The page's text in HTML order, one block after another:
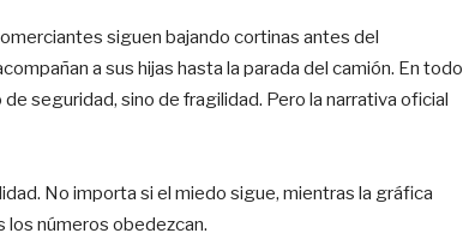
siguen bajando cortinas antes del
a sus hijas hasta la parada del camión. En todo
seguridad, sino de fragilidad. Pero la narrativa oficial
No importa si el miedo sigue, mientras la gráfica
los números obedezcan.